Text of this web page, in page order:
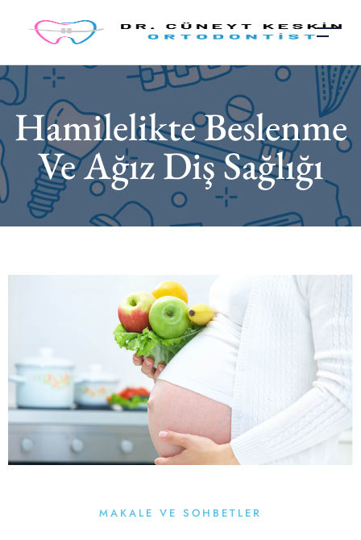
Hamilelikte Beslenme
Ve Ağız Diş Sağlığı
MAKALE VE SOHBETLER